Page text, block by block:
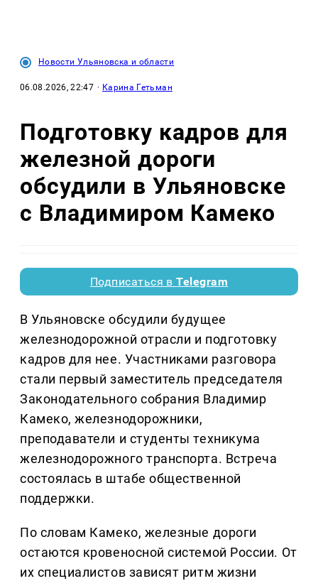
Новости Ульяновска и области
06.08.2026, 22:47 · Карина Гетьман
Подготовку кадров для
железной дороги
обсудили в Ульяновске
с Владимиром Камеко
Подписаться вTelegram
В Ульяновске обсудили будущее
железнодорожной отрасли и подготовку
кадров для нее. Участниками разговора
стали первый заместитель председателя
Законодательного собрания Владимир
Камеко, железнодорожники,
преподаватели и студенты техникума
железнодорожного транспорта. Встреча
состоялась в штабе общественной
поддержки.
По словам Камеко, железные дороги
остаются кровеносной системой России. От
их специалистов зависят ритм жизни